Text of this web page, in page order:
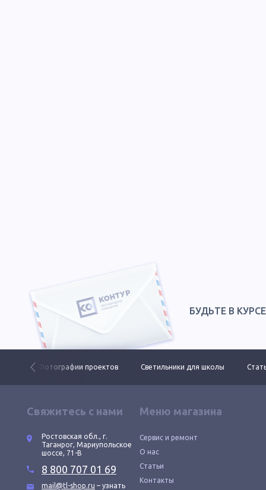
БУДЬТЕ В
Фотографии проектов Светильники для школы
Свяжитесь с нами
Ростовская обл., г.
Таганрог, Мариупольское
шоссе, 71-В
8 800 707 01 69
mail@tl-shop.ru – узнать
Меню магазина
Сервис и ремонт
О нас
Статьи
Контакты